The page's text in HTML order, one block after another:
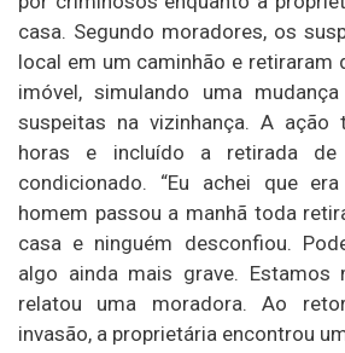
casa. Segundo moradores, os
local em um caminhão e retiraram
imóvel, simulando uma
suspeitas na vizinhança. A ação
horas e incluído a retirada de
condicionado. “Eu achei que
homem passou a manhã toda
casa e ninguém desconfiou.
algo ainda mais grave. Estamos
relatou uma moradora. Ao
invasão, a proprietária encontrou